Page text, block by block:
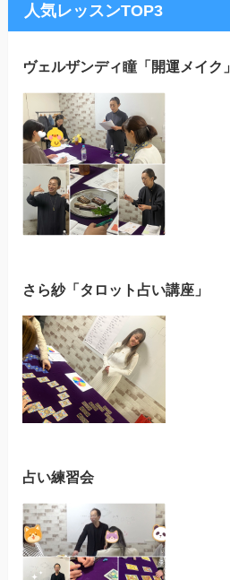
人気レッスンTOP3
ヴェルザンディ瞳「開運メイク」
さら紗「タロット占い講座」
占い練習会